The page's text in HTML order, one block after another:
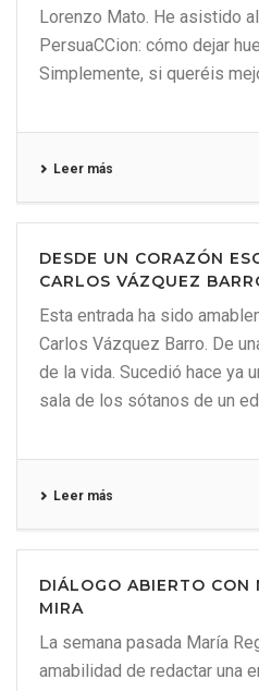
Lorenzo Mato. He asistido
PersuaCCion: cómo dejar
Simplemente, si queréis
Leer más
DESDE UN CORAZÓN
CARLOS VÁZQUEZ
Esta entrada ha sido
Carlos Vázquez Barro. De
de la vida. Sucedió hace ya
sala de los sótanos de un
Leer más
DIÁLOGO ABIERTO CON
MIRA
La semana pasada María
amabilidad de redactar una